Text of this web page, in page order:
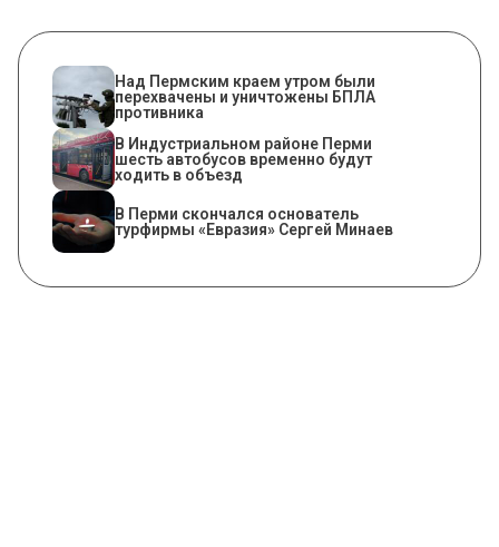
Над Пермским краем утром были
перехвачены и уничтожены БПЛА
противника
В Индустриальном районе Перми
шесть автобусов временно будут
ходить в объезд
В Перми скончался основатель
турфирмы «Евразия» Сергей Минаев